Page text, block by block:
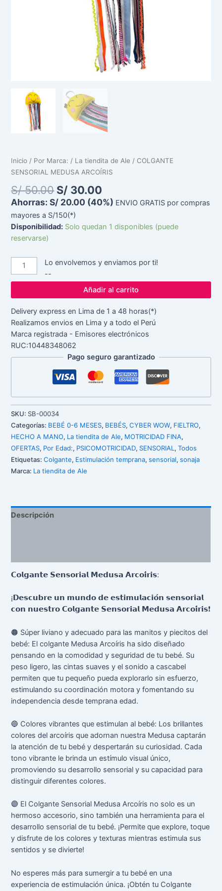
Inicio / Por Marca: / La tiendita de Ale / COLGANTE
SENSORIAL MEDUSA ARCOÍRIS
S/50.00 S/ 30.00
Ahorras: S/ 20.00 (40%) ENVIO GRATIS por compras
mayores a S/150(*)
Disponibilidad: Solo quedan 1 disponibles (puede
reservarse)
Añadir al carrito
Lo envolvemos y enviamos por ti!
--
Delivery express en Lima de 1 a 48 horas(*)
Realizamos envios en Lima y a todo el Perú
Marca registrada - Emisores electrónicos
RUC:10448348062
Pago seguro garantizado
SKU: SB-00034
Categorías: BEBÉ 0-6 MESES, BEBÉS,CYBER WOW, FIELTRO,
HECHO A MANO, La tiendita de Ale, MOTRICIDAD FINA,
OFERTAS, Por Edad:, PSICOMOTRICIDAD, SENSORIAL,Todos
Etiquetas:Colgante, Estimulación temprana,sensorial,sonaja
Marca: La tiendita de Ale
Descripción
𝗖𝗼𝗹𝗴𝗮𝗻𝘁𝗲 𝗦𝗲𝗻𝘀𝗼𝗿𝗶𝗮𝗹 𝗠𝗲𝗱𝘂𝘀𝗮 𝗔𝗿𝗰𝗼𝗶́𝗿𝗶𝘀:
¡ 𝗗𝗲𝘀𝗰𝘂𝗯𝗿𝗲 𝘂𝗻 𝗺𝘂𝗻𝗱𝗼 𝗱𝗲 𝗲𝘀𝘁𝗶𝗺𝘂𝗹𝗮𝗰𝗶𝗼́𝗻 𝘀𝗲𝗻𝘀𝗼𝗿𝗶𝗮𝗹
𝗰𝗼𝗻 𝗻𝘂𝗲𝘀𝘁𝗿𝗼 𝗖𝗼𝗹𝗴𝗮𝗻𝘁𝗲 𝗦𝗲𝗻𝘀𝗼𝗿𝗶𝗮𝗹 𝗠𝗲𝗱𝘂𝘀𝗮 𝗔𝗿𝗰𝗼𝗶́𝗿𝗶𝘀❗
🟠 Súper liviano y adecuado para las manitos y piecitos del
bebé: El colgante Medusa Arcoíris ha sido diseñado
pensando en la comodidad y seguridad de tu bebé. Su
peso ligero, las cintas suaves y el sonido a cascabel
permiten que tu pequeño pueda explorarlo sin esfuerzo,
estimulando su coordinación motora y fomentando su
independencia desde temprana edad.
🔵 Colores vibrantes que estimulan al bebé: Los brillantes
colores del arcoíris que adornan nuestra Medusa captarán
la atención de tu bebé y despertarán su curiosidad. Cada
tono vibrante le brinda un estímulo visual único,
promoviendo su desarrollo sensorial y su capacidad para
distinguir diferentes colores.
🟣 El Colgante Sensorial Medusa Arcoíris no solo es un
hermoso accesorio, sino también una herramienta para el
desarrollo sensorial de tu bebé. ¡Permite que explore, toque
y disfrute de los colores y texturas mientras estimula sus
sentidos y se divierte!
No esperes más para sumergir a tu bebé en una
experiencia de estimulación única. ¡Obtén tu Colgante